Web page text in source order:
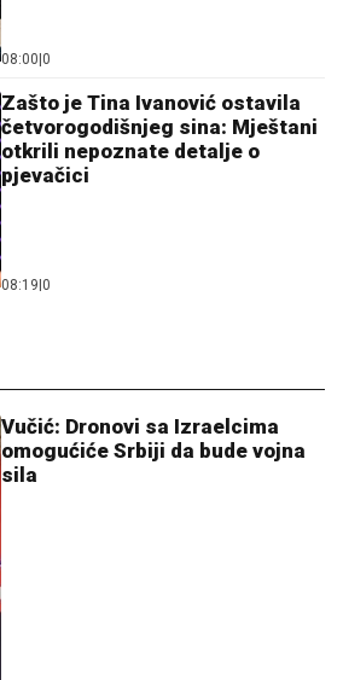
08:00|0
Zašto je Tina Ivanović ostavila
četvorogodišnjeg sina: Mještani
otkrili nepoznate detalje o
pjevačici
08:19|0
Vučić: Dronovi sa Izraelcima
omogućiće Srbiji da bude vojna
sila